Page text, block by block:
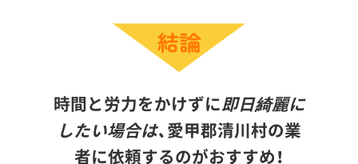
時間と労力をかけずに即日綺麗に
したい場合は、愛甲郡清川村の業
者に依頼するのがおすすめ！